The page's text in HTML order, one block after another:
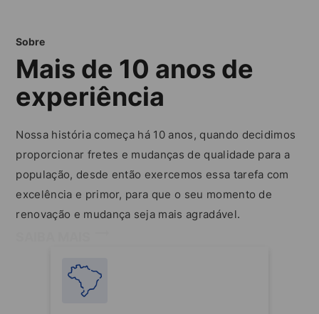
Sobre
Mais de 10 anos de
experiência
Nossa história começa há 10 anos, quando decidimos
proporcionar fretes e mudanças de qualidade para a
população, desde então exercemos essa tarefa com
excelência e primor, para que o seu momento de
renovação e mudança seja mais agradável.